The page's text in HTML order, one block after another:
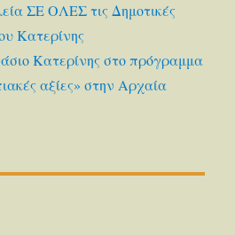
ΣΕ ΟΛΕΣ τις Δημοτικές
Κατερίνης
Κατερίνης στο πρόγραμμα
αξίες» στην Αρχαία